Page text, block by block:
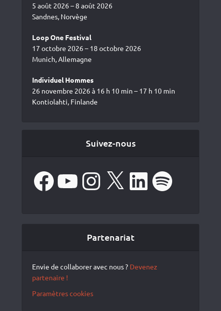
5 août 2026 – 8 août 2026
Sandnes, Norvège
Loop One Festival
17 octobre 2026 – 18 octobre 2026
Munich, Allemagne
Individuel Hommes
26 novembre 2026 à 16 h 10 min – 17 h 10 min
Kontiolahti, Finlande
Suivez-nous
FacebookYouTube Instagram LinkedIn Spotify
Partenariat
Envie de collaborer avec nous ? Devenez
partenaire !
Paramètres cookies